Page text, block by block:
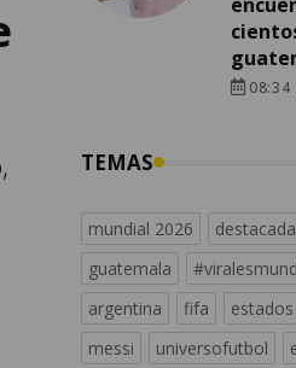
08:34
TEMAS
mundial 2026
guatemala
argentina
fifa
messi
universofutbol